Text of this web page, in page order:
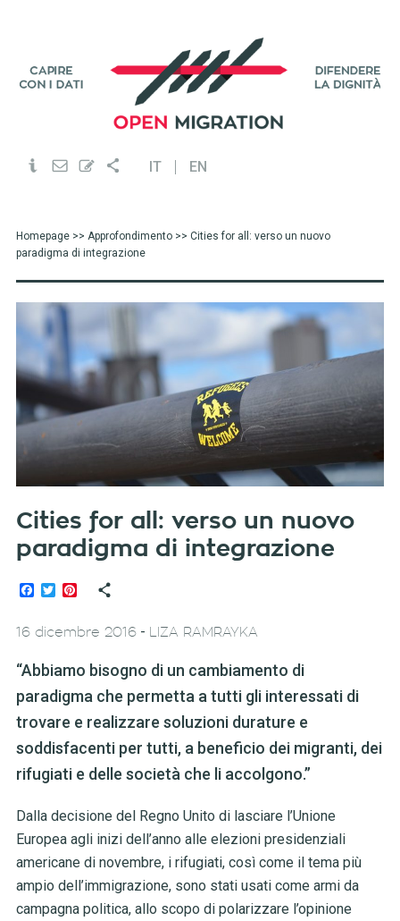
IT EN
Homepage>> Approfondimento>> Cities for all: verso un nuovo
paradigma di integrazione
Cities for all: verso un nuovo
paradigma di integrazione
Facebook
TwitterPinterest
16 dicembre 2016- LIZA RAMRAYKA
“Abbiamo bisogno di un cambiamento di
paradigma che permetta a tutti gli interessati di
trovare e realizzare soluzioni durature e
soddisfacenti per tutti, a beneficio dei migranti, dei
rifugiati e delle società che li accolgono.”
Dalla decisione del Regno Unito di lasciare l’Unione
Europea agli inizi dell’anno alle elezioni presidenziali
americane di novembre, i rifugiati, così come il tema più
ampio dell’immigrazione, sono stati usati come armi da
campagna politica, allo scopo di polarizzare l’opinione